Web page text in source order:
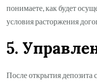
понимаете, как будет
условия расторжения
5.
После открытия депозита